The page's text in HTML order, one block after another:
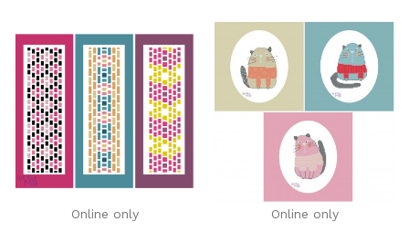
Online only Online only